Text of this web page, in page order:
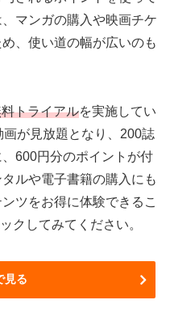
マンガの購入や映画チケ
、使い道の幅が広いのも
トライアルを実施してい
が見放題となり、200誌
600円分のポイントが付
ルや電子書籍の購入にも
ツをお得に体験できるこ
クしてみてください。
見る